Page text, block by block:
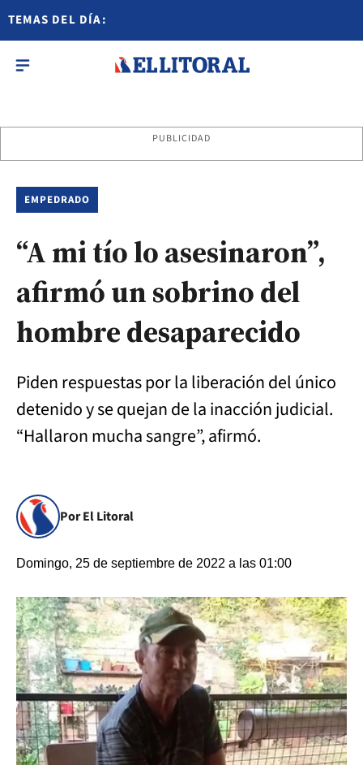
TEMAS DEL DÍA:
PUBLICIDAD
EMPEDRADO
“A mi tío lo asesinaron”,
afirmó un sobrino del
hombre desaparecido
Piden respuestas por la liberación del único
detenido y se quejan de la inacción judicial.
“Hallaron mucha sangre”, afirmó.
Por El Litoral
Domingo, 25 de septiembre de 2022 a las 01:00